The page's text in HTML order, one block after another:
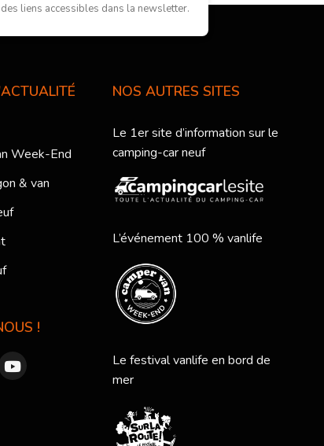
liens accessibles dans la newsletter.
Week-End
& van
!
NOS AUTRES SITES
Le 1er site d’information sur le
camping-car neuf
L’événement 100 % vanlife
Le festival vanlife en bord de
mer